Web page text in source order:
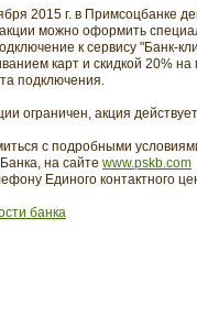
2015 г. в Примсоцбанке
можно оформить
к сервису "Банк-
карт и скидкой 20%
подключения.
ограничен, акция
с подробными
на сайте www.pskb.com
Единого контактного
банка